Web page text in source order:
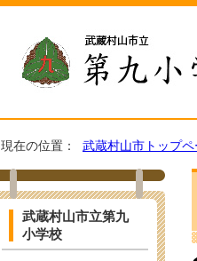
現在の位置： 武蔵村山市トップペ
武蔵村山市立第九
小学校